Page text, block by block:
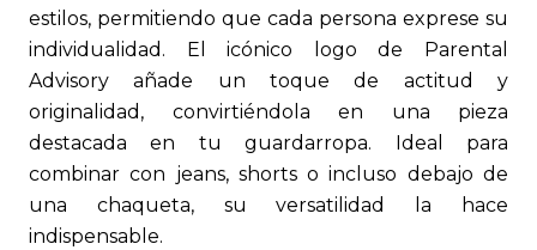
estilos, permitiendo que cada persona exprese su
individualidad. El icónico logo de Parental
Advisory añade un toque de actitud y
originalidad, convirtiéndola en una pieza
destacada en tu guardarropa. Ideal para
combinar con jeans, shorts o incluso debajo de
una chaqueta, su versatilidad la hace
indispensable.